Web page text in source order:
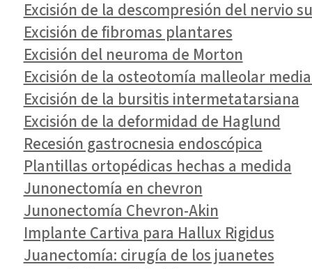
Excisión de la descompresión del nervio
Excisión de fibromas plantares
Excisión del neuroma de Morton
Excisión de la osteotomía malleolar
Excisión de la bursitis intermetatarsiana
Excisión de la deformidad de Haglund
Recesión gastrocnesia endoscópica
Plantillas ortopédicas hechas a medida
Junonectomía en chevron
Junonectomía Chevron-Akin
Implante Cartiva para Hallux Rigidus
Juanectomía: cirugía de los juanetes